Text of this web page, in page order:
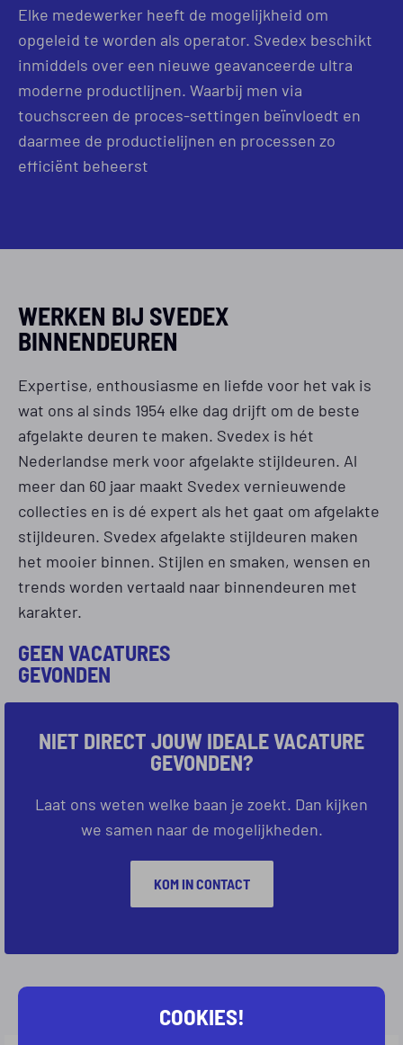
Elke medewerker heeft de mogelijkheid om
opgeleid te worden als operator. Svedex beschikt
inmiddels over een nieuwe geavanceerde ultra
moderne productlijnen. Waarbij men via
touchscreen de proces-settingen beïnvloedt en
daarmee de productielijnen en processen zo
efficiënt beheerst
WERKEN BIJ SVEDEX
BINNENDEUREN
Expertise, enthousiasme en liefde voor het vak is
wat ons al sinds 1954 elke dag drijft om de beste
afgelakte deuren te maken. Svedex is hét
Nederlandse merk voor afgelakte stijldeuren. Al
meer dan 60 jaar maakt Svedex vernieuwende
collecties en is dé expert als het gaat om afgelakte
stijldeuren. Svedex afgelakte stijldeuren maken
het mooier binnen. Stijlen en smaken, wensen en
trends worden vertaald naar binnendeuren met
karakter.
GEEN VACATURES
GEVONDEN
NIET DIRECT JOUW IDEALE VACATURE
GEVONDEN?
Laat ons weten welke baan je zoekt. Dan kijken
we samen naar de mogelijkheden.
KOM IN CONTACT
COOKIES!